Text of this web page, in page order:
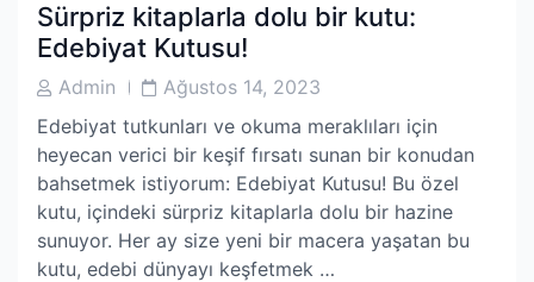
Sürpriz kitaplarla dolu bir kutu:
Edebiyat Kutusu!
PostAdmin
PostAğustos 14, 2023
Edebiyat tutkunları ve okuma meraklıları için
heyecan verici bir keşif fırsatı sunan bir konudan
bahsetmek istiyorum: Edebiyat Kutusu! Bu özel
kutu, içindeki sürpriz kitaplarla dolu bir hazine
sunuyor. Her ay size yeni bir macera yaşatan bu
kutu, edebi dünyayı keşfetmek …